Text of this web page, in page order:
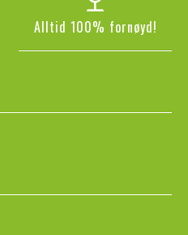
Alltid 100% fornøyd!